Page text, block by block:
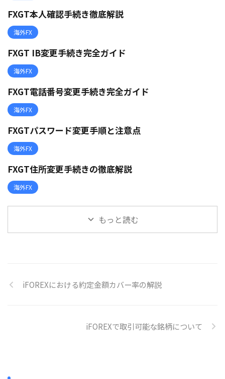
FXGT本人確認手続き徹底解説
海外FX
FXGT IB変更手続き完全ガイド
海外FX
FXGT電話番号変更手続き完全ガイド
海外FX
FXGTパスワード変更手順と注意点
海外FX
FXGT住所変更手続きの徹底解説
海外FX
もっと読む
iFOREXにおける約定金額カバー率の解説
iFOREXで取引可能な銘柄について